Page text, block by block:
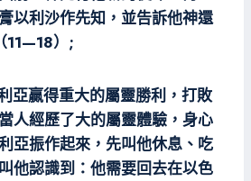
以利沙作先知，並告訴他神還
11—18）;
亞贏得重大的屬靈勝利，打敗
人經歷了大的屬靈體驗，身心
亞振作起來，先叫他休息、吃
他認識到：他需要回去在以色